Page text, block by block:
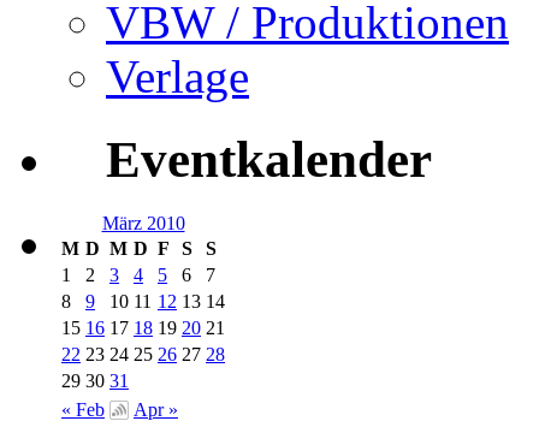
VBW / Produktionen
Verlage
Eventkalender
März 2010
M D M D F S
S
1
2 3 4 5 6
7
8
9 10 11 12 13 14
15 16 17 18 19 20 21
22 23 24 25 26 27 28
29 30 31
« Feb
Apr »